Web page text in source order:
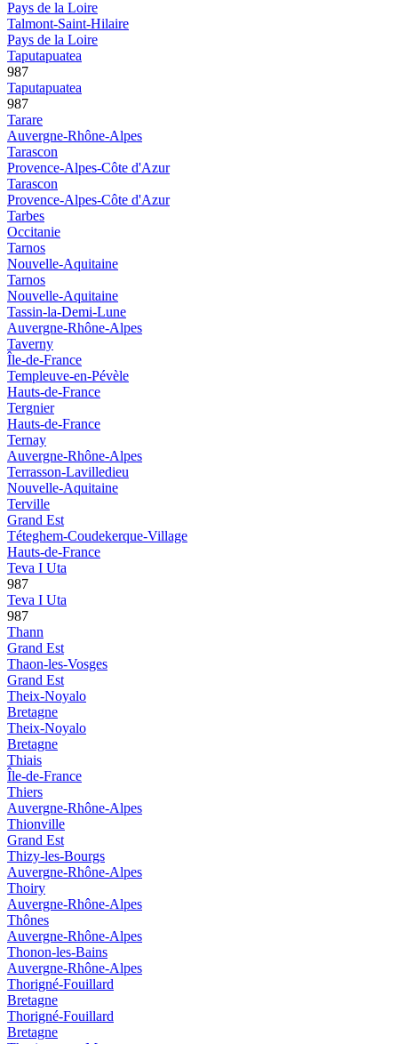
Pays de la Loire
Talmont-Saint-Hilaire
Pays de la Loire
Taputapuatea
987
Taputapuatea
987
Tarare
Auvergne-Rhône-Alpes
Tarascon
Provence-Alpes-Côte d'Azur
Tarascon
Provence-Alpes-Côte d'Azur
Tarbes
Occitanie
Tarnos
Nouvelle-Aquitaine
Tarnos
Nouvelle-Aquitaine
Tassin-la-Demi-Lune
Auvergne-Rhône-Alpes
Taverny
Île-de-France
Templeuve-en-Pévèle
Hauts-de-France
Tergnier
Hauts-de-France
Ternay
Auvergne-Rhône-Alpes
Terrasson-Lavilledieu
Nouvelle-Aquitaine
Terville
Grand Est
Téteghem-Coudekerque-Village
Hauts-de-France
Teva I Uta
987
Teva I Uta
987
Thann
Grand Est
Thaon-les-Vosges
Grand Est
Theix-Noyalo
Bretagne
Theix-Noyalo
Bretagne
Thiais
Île-de-France
Thiers
Auvergne-Rhône-Alpes
Thionville
Grand Est
Thizy-les-Bourgs
Auvergne-Rhône-Alpes
Thoiry
Auvergne-Rhône-Alpes
Thônes
Auvergne-Rhône-Alpes
Thonon-les-Bains
Auvergne-Rhône-Alpes
Thorigné-Fouillard
Bretagne
Thorigné-Fouillard
Bretagne